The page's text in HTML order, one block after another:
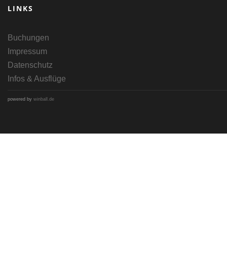
LINKS
Buchungen
Impressum
Datenschutz
Infos & Ausflüge
powered by winball.de